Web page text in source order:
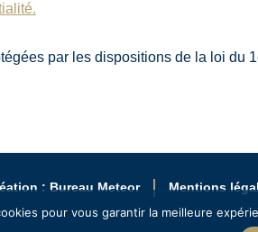
par les dispositions de la loi
: Bureau Meteor Mentions
pour vous garantir la meilleure